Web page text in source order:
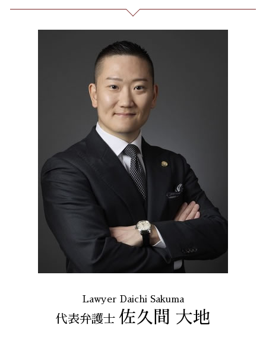
先物取引 詐欺
詐欺 被害者 返金
給与所得者 再生
個人再生 債務整理 メリット
借金 無料相談 電話
消費者金融 返済 過払い金
臨床法務 とは
予防法務 とは
有給 取得 トラブル
パワハラ 相談 解決
企業 法務 部
セクハラ パワハラ
不当解雇 とは
戦略法務 とは
誹謗中傷 被害
誹謗中傷 SNS
誹謗中傷 特定
Twitter 誹謗中傷
企業法務 23区 相談
誹謗中傷 品川区
消費者被害 全国 弁護士
誹謗中傷 千代田区
企業法務 港区 弁護士
破産 問題 港区 弁護士
破産 問題 23区 相談
任意整理 港区 相談
債務整理 全国 相談
企業法務 東京都 相談
消費者被害 東京都 相談
任意整理 港区 弁護士
通販 詐欺 港区 相談
マルチ商法 23区 相談
振り込め詐欺 23区 弁護士
Lawyer Daichi Sakuma
代表弁護士 佐久間 大地